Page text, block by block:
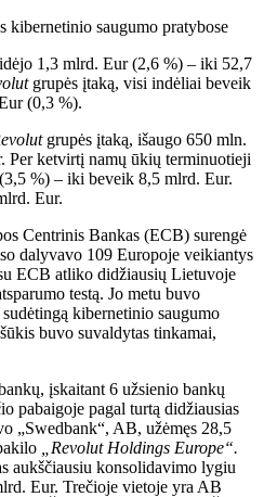
1,3 mlrd. Eur (2,6 %) – iki 52,7
grupės įtaką, visi indėliai beveik
(0,3 %).
grupės įtaką, išaugo 650 mln.
Per ketvirtį namų ūkių terminuotieji
%) – iki beveik 8,5 mlrd. Eur.
Eur.
Centrinis Bankas (ECB) surengė
dalyvavo 109 Europoje veikiantys
ECB atliko didžiausių Lietuvoje
testą. Jo metu buvo
kibernetinio saugumo
buvo suvaldytas tinkamai,
įskaitant 6 užsienio bankų
pabaigoje pagal turtą didžiausias
„Swedbank“, AB, užėmęs 28,5
„Revolut Holdings Europe“.
aukščiausiu konsolidavimo lygiu
Eur. Trečioje vietoje yra AB